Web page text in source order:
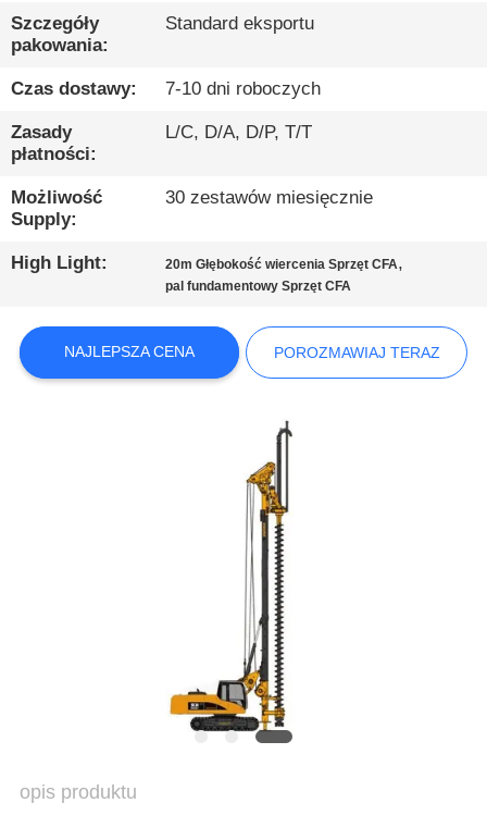
SKONTAKTUJ
SIĘ
Z
NAMI
POROZMAWIAJ
TERAZ
NEWS
Szczegóły
pakowania:
Standard eksportu
Czas dostawy: 7-10 dni roboczych
Zasady
płatności:
L/C, D/A, D/P, T/T
Możliwość
Supply:
30 zestawów miesięcznie
High Light: 20m Głębokość wiercenia Sprzęt CFA,
pal fundamentowy Sprzęt CFA
NAJLEPSZA CENA POROZMAWIAJ TERAZ
opis produktu